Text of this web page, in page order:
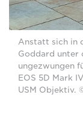
Anstatt sich in
Goddard unter
ungezwungen
EOS 5D Mark
USM Objektiv.